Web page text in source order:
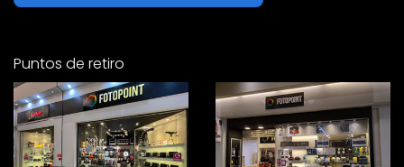
Puntos de retiro